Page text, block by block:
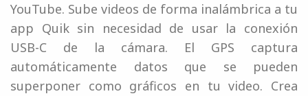
YouTube. Sube videos de forma inalámbrica a tu
app Quik sin necesidad de usar la conexión
USB-C de la cámara. El GPS captura
automáticamente datos que se pueden
superponer como gráficos en tu video. Crea